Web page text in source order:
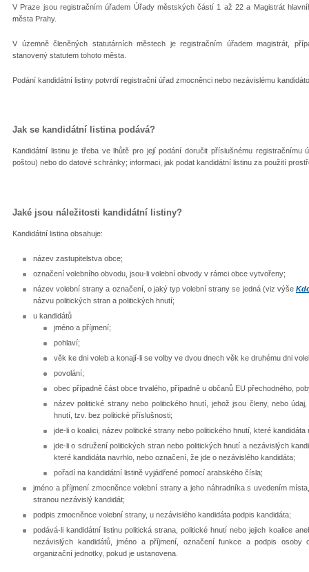
V Praze jsou registračním úřadem Úřady městských částí 1 až 22 a Magistrát
města Prahy.
V územně členěných statutárních městech je registračním úřadem magistrát,
stanovený statutem tohoto města.
Podání kandidátní listiny potvrdí registrační úřad zmocněnci nebo nezávislému
Jak se kandidátní listina podává?
Kandidátní listinu je třeba ve lhůtě pro její podání doručit příslušnému registračnímu
poštou) nebo do datové schránky; informaci, jak podat kandidátní listinu za použití
Jaké jsou náležitosti kandidátní listiny?
Kandidátní listina obsahuje:
název zastupitelstva obce;
označení volebního obvodu, jsou-li volební obvody v rámci obce vytvořeny;
název volební strany a označení, o jaký typ volební strany se jedná (viz výše
názvu politických stran a politických hnutí;
u kandidátů
jméno a příjmení;
pohlaví;
věk ke dni voleb a konají-li se volby ve dvou dnech věk ke druhému dni
povolání;
obec případně část obce trvalého, případně u občanů EU přechodného,
název politické strany nebo politického hnutí, jehož jsou členy, nebo
hnutí, tzv. bez politické příslušnosti;
jde-li o koalici, název politické strany nebo politického hnutí, které kandidáta
jde-li o sdružení politických stran nebo politických hnutí a nezávislých
které kandidáta navrhlo, nebo označení, že jde o nezávislého kandidáta;
pořadí na kandidátní listině vyjádřené pomocí arabského čísla;
jméno a příjmení zmocněnce volební strany a jeho náhradníka s uvedením
stranou nezávislý kandidát;
podpis zmocněnce volební strany, u nezávislého kandidáta podpis kandidáta;
podává-li kandidátní listinu politická strana, politické hnutí nebo jejich koalice
nezávislých kandidátů, jméno a příjmení, označení funkce a podpis osoby
organizační jednotky, pokud je ustanovena.